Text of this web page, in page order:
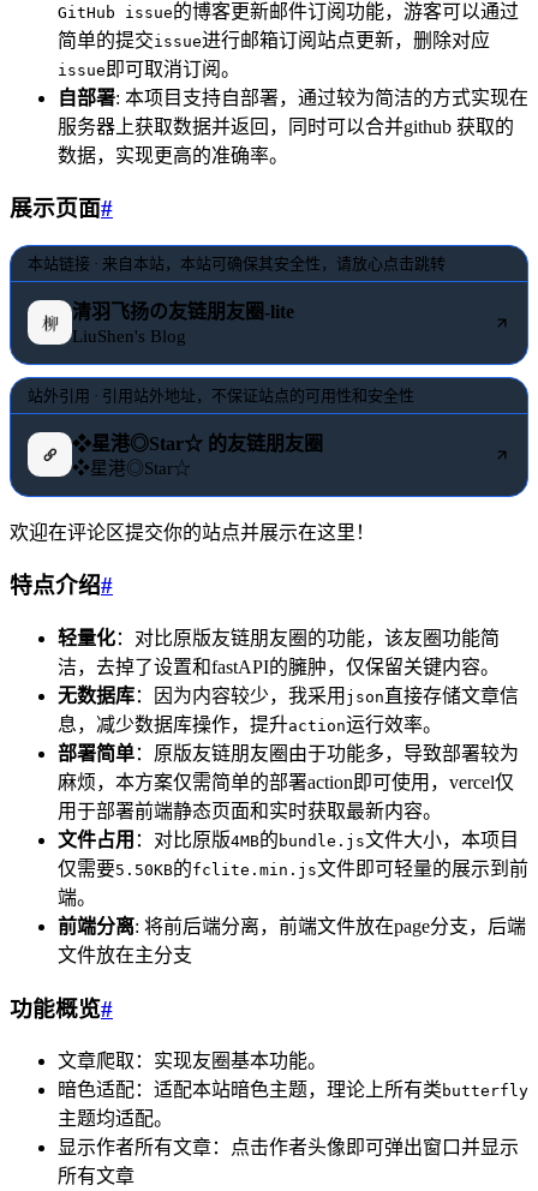
GitHub issue的博客更新邮件订阅功能，游客可以通过
简单的提交issue进行邮箱订阅站点更新，删除对应
issue 即可取消订阅。
自部署: 本项目支持自部署，通过较为简洁的方式实现在
服务器上获取数据并返回，同时可以合并github 获取的
数据，实现更高的准确率。
展示页面#
本站链接 · 来自本站，本站可确保其安全性，请放心点击跳转
清羽飞扬の友链朋友圈-lite
LiuShen's Blog
站外引用 · 引用站外地址，不保证站点的可用性和安全性
❖星港◎Star☆ 的友链朋友圈
❖星港◎Star☆
欢迎在评论区提交你的站点并展示在这里！
特点介绍#
轻量化：对比原版友链朋友圈的功能，该友圈功能简
洁，去掉了设置和fastAPI的臃肿，仅保留关键内容。
无数据库：因为内容较少，我采用 json直接存储文章信
息，减少数据库操作，提升action运行效率。
部署简单：原版友链朋友圈由于功能多，导致部署较为
麻烦，本方案仅需简单的部署action即可使用，vercel仅
用于部署前端静态页面和实时获取最新内容。
文件占用 ：对比原版4MB的 bundle.js文件大小，本项目
仅需要5.50KB的fclite.min.js文件即可轻量的展示到前
端。
前端分离: 将前后端分离，前端文件放在page分支，后端
文件放在主分支
功能概览#
文章爬取：实现友圈基本功能。
暗色适配：适配本站暗色主题，理论上所有类 butterfly
主题均适配。
显示作者所有文章：点击作者头像即可弹出窗口并显示
所有文章